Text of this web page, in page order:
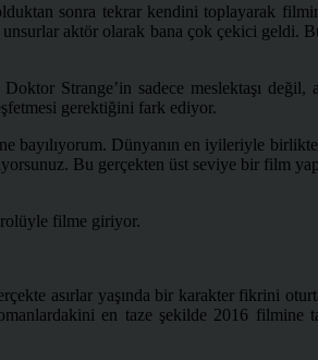
sonra tekrar kendini toplayarak
aktör olarak bana çok çekici geldi.
Strange’in sadece meslektaşı değil,
gerektiğini fark ediyor.
Dünyanın en iyileriyle
Bu gerçekten üst seviye bir film
rolüyle filme giriyor.
asırlar yaşında bir karakter fikrini
en taze şekilde 2016 filmine